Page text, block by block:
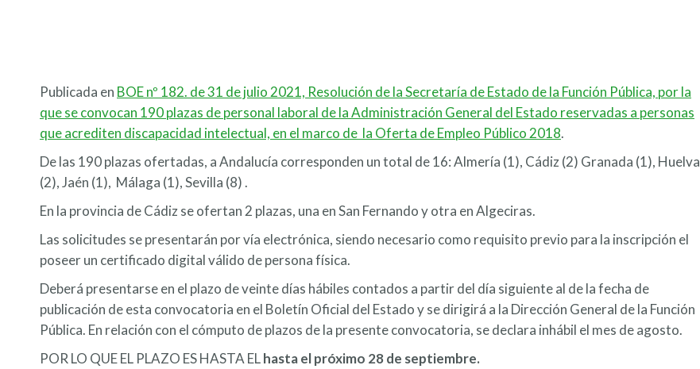
Publicada en BOE nº 182. de 31 de julio 2021, Resolución de la Secretaría de Estado de la Función Pública, por la
que se convocan 190 plazas de personal laboral de la Administración General del Estado reservadas a personas
que acrediten discapacidad intelectual, en el marco de la Oferta de Empleo Público 2018.
De las 190 plazas ofertadas, a Andalucía corresponden un total de 16: Almería (1), Cádiz (2) Granada (1), Huelva
(2), Jaén (1), Málaga (1), Sevilla (8) .
En la provincia de Cádiz se ofertan 2 plazas, una en San Fernando y otra en Algeciras.
Las solicitudes se presentarán por vía electrónica, siendo necesario como requisito previo para la inscripción el
poseer un certificado digital válido de persona física.
Deberá presentarse en el plazo de veinte días hábiles contados a partir del día siguiente al de la fecha de
publicación de esta convocatoria en el Boletín Oficial del Estado y se dirigirá a la Dirección General de la Función
Pública. En relación con el cómputo de plazos de la presente convocatoria, se declara inhábil el mes de agosto.
POR LO QUE EL PLAZO ES HASTA ELhasta el próximo 28 de septiembre.